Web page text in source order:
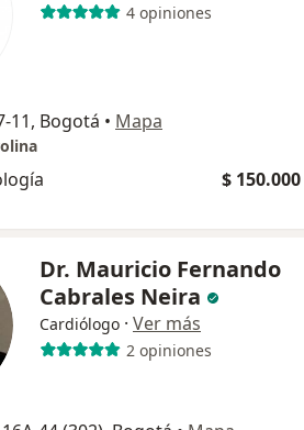
4 opiniones
11, Bogotá • Mapa
$ 150.000
Dr. Mauricio Fernando
Cabrales Neira
Cardiólogo · Ver más
2 opiniones